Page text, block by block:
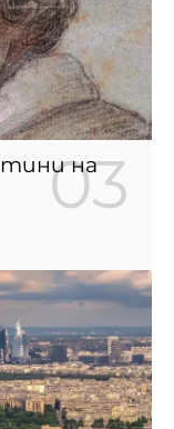
на